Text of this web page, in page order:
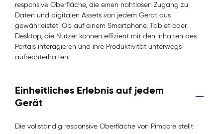
responsive Oberfläche, die einen nahtlosen Zugang zu
Daten und digitalen Assets von jedem Gerät aus
gewährleistet. Ob auf einem Smartphone, Tablet oder
Desktop, die Nutzer können effizient mit den Inhalten des
Portals interagieren und ihre Produktivität unterwegs
aufrechterhalten.
Einheitliches Erlebnis auf jedem
Gerät
Die vollständig responsive Oberfläche von Pimcore stellt